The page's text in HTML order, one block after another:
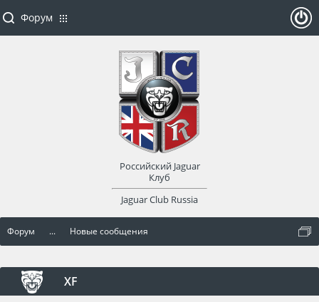
Форум ... Новые сообщения
XF
Форум
Российский Jaguar
Клуб
Jaguar Club Russia
оват